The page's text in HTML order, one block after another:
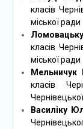
класів
міської ради
Ломовацьку
класів
міської ради
Мельничук
класів
Василіку